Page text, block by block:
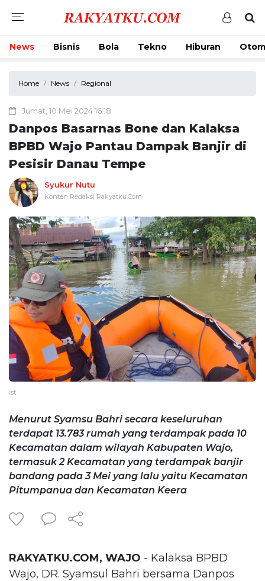
News Bisnis Bola Tekno Hiburan
Home News Regional
Jumat, 10 Mei 2024 16:18
Danpos Basarnas Bone dan Kalaksa
BPBD Wajo Pantau Dampak Banjir di
Pesisir Danau Tempe
Syukur Nutu
Konten Redaksi Rakyatku.Com
ist
Menurut Syamsu Bahri secara keseluruhan
terdapat 13.783 rumah yang terdampak pada 10
Kecamatan dalam wilayah Kabupaten Wajo,
termasuk 2 Kecamatan yang terdampak banjir
bandang pada 3 Mei yang lalu yaitu Kecamatan
Pitumpanua dan Kecamatan Keera
RAKYATKU.COM, WAJO - Kalaksa BPBD
Wajo, DR. Syamsul Bahri bersama Danpos